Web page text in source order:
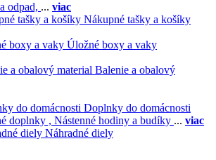
odpad, ... viac
Nákupné tašky a košíky
Úložné boxy a vaky
Balenie a obalový
Doplnky do domácnosti
doplnky , Nástenné hodiny a budíky ... viac
Náhradné diely